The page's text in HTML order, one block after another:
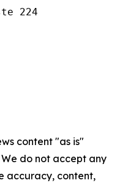
224
content "as is"
do not accept any
accuracy, content,